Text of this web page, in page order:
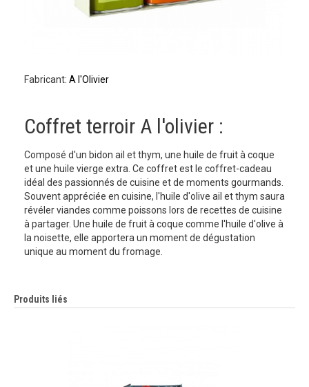
Fabricant: A l'Olivier
Coffret terroir A l'olivier :
Composé d'un bidon ail et thym, une huile de fruit à coque
et une huile vierge extra. Ce coffret est le coffret-cadeau
idéal des passionnés de cuisine et de moments gourmands.
Souvent appréciée en cuisine, l'huile d'olive ail et thym saura
révéler viandes comme poissons lors de recettes de cuisine
à partager. Une huile de fruit à coque comme l'huile d'olive à
la noisette, elle apportera un moment de dégustation
unique au moment du fromage.
Produits liés